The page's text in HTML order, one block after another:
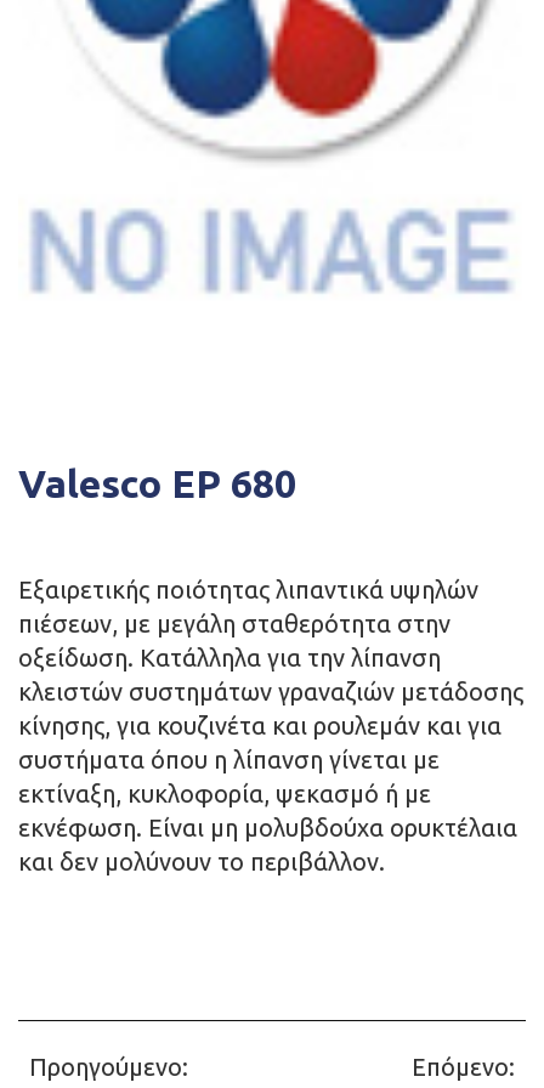
Valesco EP 680
Εξαιρετικής ποιότητας λιπαντικά υψηλών
πιέσεων, με μεγάλη σταθερότητα στην
οξείδωση. Κατάλληλα για την λίπανση
κλειστών συστημάτων γραναζιών μετάδοσης
κίνησης, για κουζινέτα και ρουλεμάν και για
συστήματα όπου η λίπανση γίνεται με
εκτίναξη, κυκλοφορία, ψεκασμό ή με
εκνέφωση. Είναι μη μολυβδούχα ορυκτέλαια
και δεν μολύνουν το περιβάλλον.
Σχετικά
Προηγούμενο:
Επόμενο: